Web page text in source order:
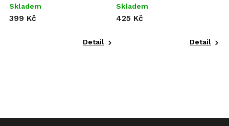
Skladem
399 Kč
Detail
Skladem
425 Kč
Detail